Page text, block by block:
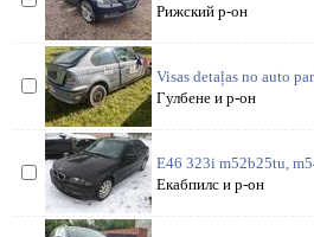
Рижский р-он
Visas detaļas no auto
Гулбене и р-он
E46 323i m52b25tu,
Екабпилс и р-он